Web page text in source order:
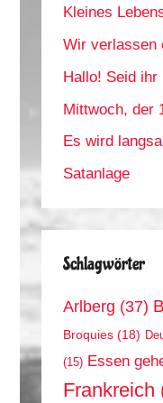
Kleines
Wir verlassen
Hallo! Seid ihr
Mittwoch, der
Es wird
Satanlage
Schlagwörter
Arlberg (37)
Broquies (18)
(15) Essen
Frankreich